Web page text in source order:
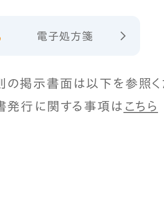
電子処方箋
掲示書面は以下を参照く
発行に関する事項は こちら